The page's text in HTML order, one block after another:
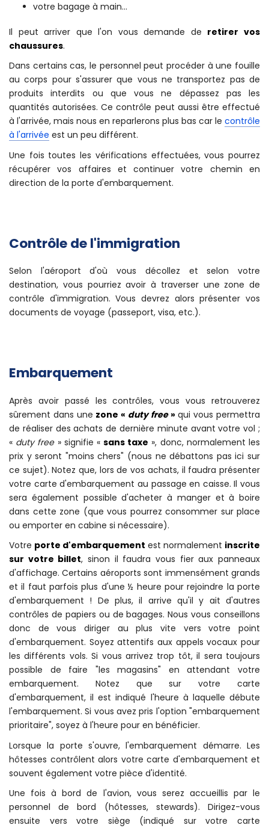
votre bagage à main...
Il peut arriver que l'on vous demande de retirer vos
chaussures.
Dans certains cas, le personnel peut procéder à une fouille
au corps pour s'assurer que vous ne transportez pas de
produits interdits ou que vous ne dépassez pas les
quantités autorisées. Ce contrôle peut aussi être effectué
à l'arrivée, mais nous en reparlerons plus bas car le contrôle
à l'arrivée est un peu différent.
Une fois toutes les vérifications effectuées, vous pourrez
récupérer vos affaires et continuer votre chemin en
direction de la porte d'embarquement.
Contrôle de l'immigration
Selon l'aéroport d'où vous décollez et selon votre
destination, vous pourriez avoir à traverser une zone de
contrôle d'immigration. Vous devrez alors présenter vos
documents de voyage (passeport, visa, etc.).
Embarquement
Après avoir passé les contrôles, vous vous retrouverez
sûrement dans une zone « duty free»qui vous permettra
de réaliser des achats de dernière minute avant votre vol ;
« duty free» signifie «sans taxe », donc, normalement les
prix y seront "moins chers" (nous ne débattons pas ici sur
ce sujet). Notez que, lors de vos achats, il faudra présenter
votre carte d'embarquement au passage en caisse. Il vous
sera également possible d'acheter à manger et à boire
dans cette zone (que vous pourrez consommer sur place
ou emporter en cabine si nécessaire).
Votre porte d'embarquement est normalement inscrite
sur votre billet, sinon il faudra vous fier aux panneaux
d'affichage. Certains aéroports sont immensément grands
et il faut parfois plus d'une ½ heure pour rejoindre la porte
d'embarquement ! De plus, il arrive qu'il y ait d'autres
contrôles de papiers ou de bagages. Nous vous conseillons
donc de vous diriger au plus vite vers votre point
d'embarquement. Soyez attentifs aux appels vocaux pour
les différents vols. Si vous arrivez trop tôt, il sera toujours
possible de faire "les magasins" en attendant votre
embarquement. Notez que sur votre carte
d'embarquement, il est indiqué l'heure à laquelle débute
l'embarquement. Si vous avez pris l'option "embarquement
prioritaire", soyez à l'heure pour en bénéficier.
Lorsque la porte s'ouvre, l'embarquement démarre. Les
hôtesses contrôlent alors votre carte d'embarquement et
souvent également votre pièce d'identité.
Une fois à bord de l'avion, vous serez accueillis par le
personnel de bord (hôtesses, stewards). Dirigez-vous
ensuite vers votre siège (indiqué sur votre carte